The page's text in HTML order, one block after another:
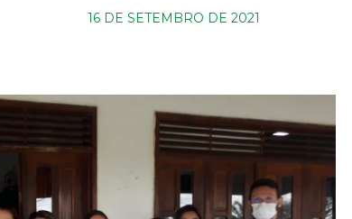
16 DE SETEMBRO DE 2021